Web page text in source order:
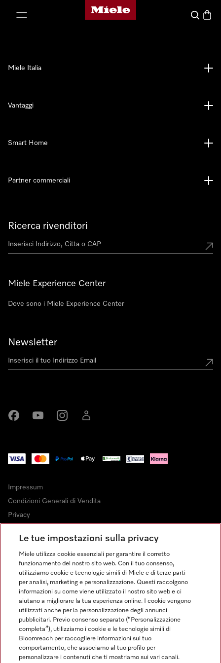
Homepage di Miele
Cerca
Ricerca rivenditori
Miele Experience Center
Dove sono i Miele Experience Center
Newsletter
Miele Italia
Vantaggi
Smart Home
Partner commerciali
Impressum
Condizioni Generali di Vendita
Privacy
Dichiarazione di Accessibilità
Modulo di recesso
Legge sui servizi digitali
Impostazioni cookie
FINANZIAMENTO FINO A 50 MESI CON OPZIONE 10 E TASSO
ZERO
Le tue impostazioni sulla privacy
Miele utilizza cookie essenziali per garantire il corretto
funzionamento del nostro sito web. Con il tuo consenso,
utilizziamo cookie e tecnologie simili di Miele e di terze parti
per analisi, marketing e personalizzazione. Questi raccolgono
informazioni su come viene utilizzato il nostro sito web e ci
aiutano a migliorare la tua esperienza online. I cookie vengono
utilizzati anche per la personalizzazione degli annunci
pubblicitari. Previo consenso separato (“Personalizzazione
completa”), utilizziamo i cookie e le tecnologie simili di
Bloomreach per raccogliere informazioni sul tuo
comportamento, che associamo al tuo profilo per
personalizzare i contenuti che ti mostriamo sui vari canali.